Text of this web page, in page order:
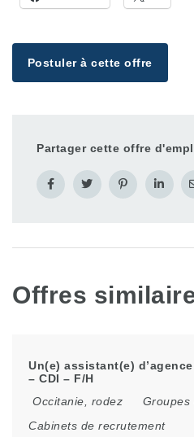
Postuler à cette offre
Partager cette offre
Offres
Un(e) assistant(e)
– CDI – F/H
Occitanie
rodez
Groupes
Cabinets de recrutement